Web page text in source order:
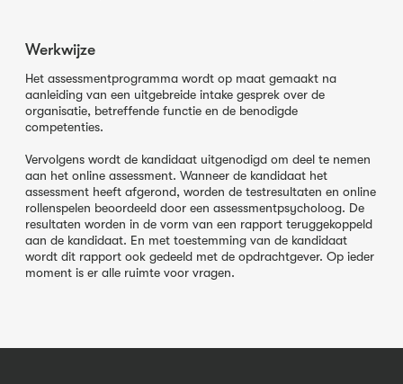
Werkwijze
Het assessmentprogramma wordt op maat gemaakt na
aanleiding van een uitgebreide intake gesprek over de
organisatie, betreffende functie en de benodigde
competenties.
Vervolgens wordt de kandidaat uitgenodigd om deel te nemen
aan het online assessment. Wanneer de kandidaat het
assessment heeft afgerond, worden de testresultaten en online
rollenspelen beoordeeld door een assessmentpsycholoog. De
resultaten worden in de vorm van een rapport teruggekoppeld
aan de kandidaat. En met toestemming van de kandidaat
wordt dit rapport ook gedeeld met de opdrachtgever. Op ieder
moment is er alle ruimte voor vragen.